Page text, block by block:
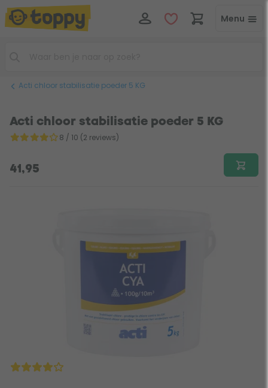
Menu
Acti chloor stabilisatie poeder 5 KG
Acti chloor stabilisatie poeder 5 KG
8 / 10 (2 reviews)
41,95